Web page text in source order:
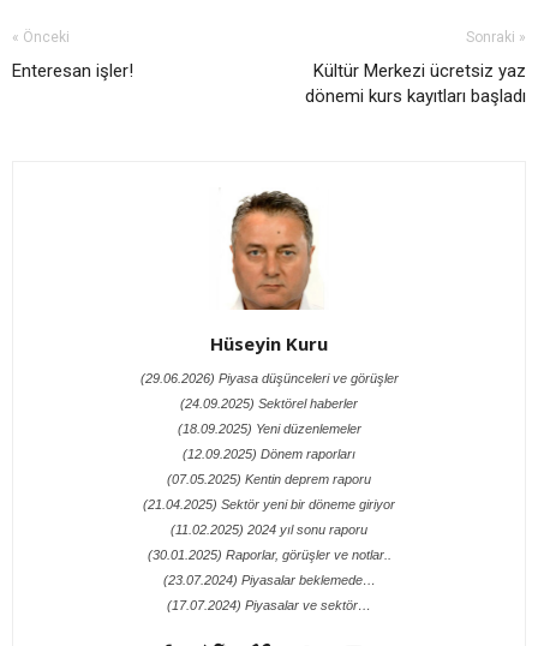
« Önceki
Enteresan işler!
Sonraki »
Kültür Merkezi ücretsiz yaz
dönemi kurs kayıtları başladı
Hüseyin Kuru
(29.06.2026) Piyasa düşünceleri ve görüşler
(24.09.2025) Sektörel haberler
(18.09.2025) Yeni düzenlemeler
(12.09.2025) Dönem raporları
(07.05.2025) Kentin deprem raporu
(21.04.2025) Sektör yeni bir döneme giriyor
(11.02.2025) 2024 yıl sonu raporu
(30.01.2025) Raporlar, görüşler ve notlar..
(23.07.2024) Piyasalar beklemede…
(17.07.2024) Piyasalar ve sektör…